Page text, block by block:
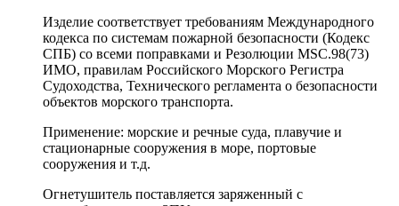
Изделие соответствует требованиям Международного
кодекса по системам пожарной безопасности (Кодекс
СПБ) со всеми поправками и Резолюции MSC.98(73)
ИМО, правилам Российского Морского Регистра
Судоходства, Технического регламента о безопасности
объектов морского транспорта.
Применение: морские и речные суда, плавучие и
стационарные сооружения в море, портовые
сооружения и т.д.
Огнетушитель поставляется заряженный с